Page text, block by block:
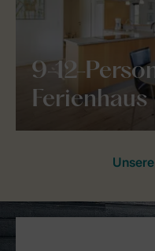
9-12-
Ferienhaus